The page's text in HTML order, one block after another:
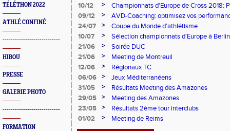
TÉLÉTHON 2022
ATHLÉ CONFINÉ
----------------------------
HIBOU
PRESSE
GALERIE PHOTO
----------------------------
FORMATION
10/12
>
Championnats d'Europe de Cross 2018:
Argent
09/12 >
AVD-Coaching: optimisez vos
mentale!
24/07 >
Coupe du Monde d'athlétisme
10/07
>
Sélection championnats d'Europe à Berlin
21/06
>
Soirée DUC
21/06
>
Meeting de Montreuil
12/06
>
Régionaux TC
06/06
>
Jeux Méditerranéens
31/05
>
Résultats Meeting des Amazones
29/05
>
Meeting des Amazones
23/05
>
Résultats 2ème tour interclubs
01/02
> Meeting de Reims